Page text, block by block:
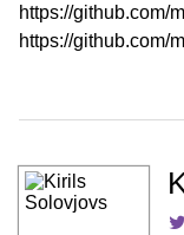
https://github.com/
https://github.com/